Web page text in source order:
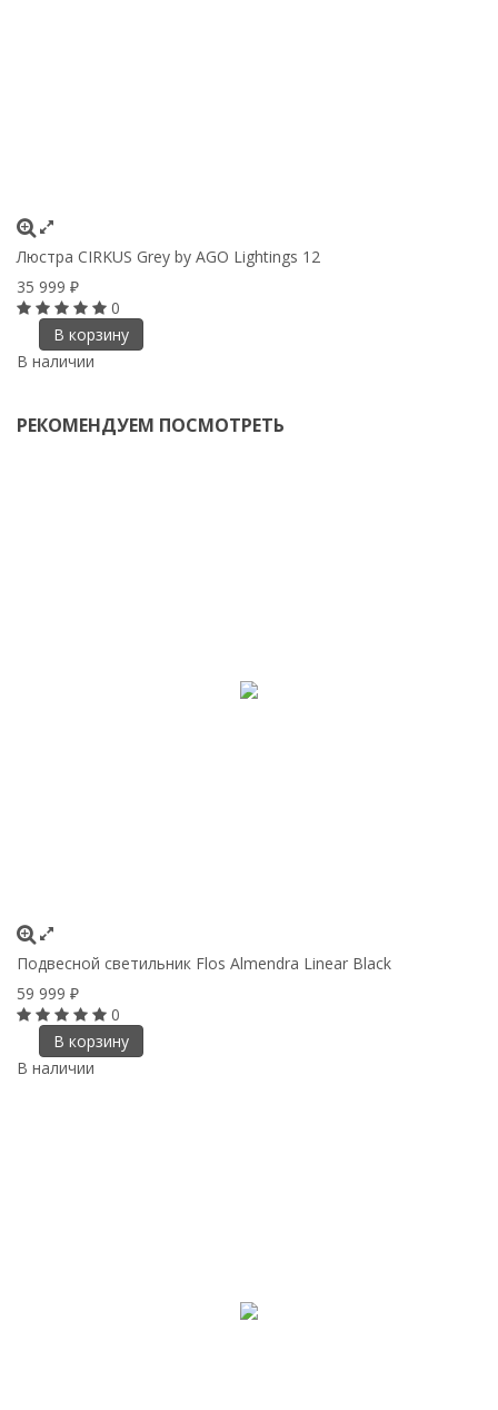
Люстра CIRKUS Grey by AGO Lightings 12
35 999 ₽
0
В корзину
В наличии
РЕКОМЕНДУЕМ ПОСМОТРЕТЬ
Подвесной светильник Flos Almendra Linear Black
59 999 ₽
0
В корзину
В наличии